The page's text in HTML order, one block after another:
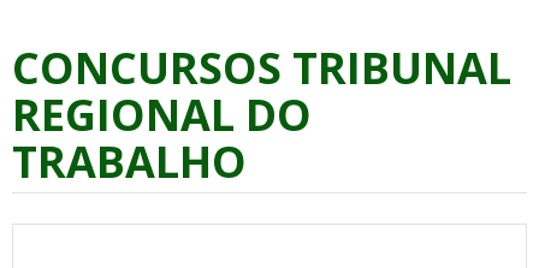
CONCURSOS TRIBUNAL
REGIONAL DO
TRABALHO